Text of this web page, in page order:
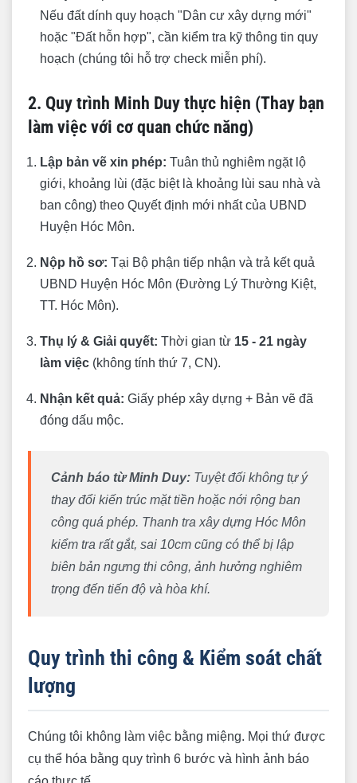
Nếu đất dính quy hoạch "Dân cư xây dựng mới"
hoặc "Đất hỗn hợp", cần kiểm tra kỹ thông tin quy
hoạch (chúng tôi hỗ trợ check miễn phí).
2. Quy trình Minh Duy thực hiện (Thay bạn
làm việc với cơ quan chức năng)
Lập bản vẽ xin phép: Tuân thủ nghiêm ngặt lộ
giới, khoảng lùi (đặc biệt là khoảng lùi sau nhà và
ban công) theo Quyết định mới nhất của UBND
Huyện Hóc Môn.
Nộp hồ sơ: Tại Bộ phận tiếp nhận và trả kết quả
UBND Huyện Hóc Môn (Đường Lý Thường Kiệt,
TT. Hóc Môn).
Thụ lý & Giải quyết: Thời gian từ 15 - 21 ngày
làm việc (không tính thứ 7, CN).
Nhận kết quả: Giấy phép xây dựng + Bản vẽ đã
đóng dấu mộc.
Cảnh báo từ Minh Duy: Tuyệt đối không tự ý
thay đổi kiến trúc mặt tiền hoặc nới rộng ban
công quá phép. Thanh tra xây dựng Hóc Môn
kiểm tra rất gắt, sai 10cm cũng có thể bị lập
biên bản ngưng thi công, ảnh hưởng nghiêm
trọng đến tiến độ và hòa khí.
Quy trình thi công & Kiểm soát chất
lượng
Chúng tôi không làm việc bằng miệng. Mọi thứ được
cụ thể hóa bằng quy trình 6 bước và hình ảnh báo